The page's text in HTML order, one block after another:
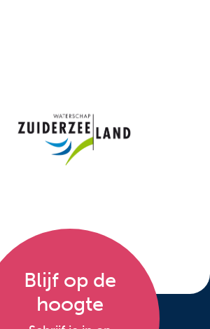
Blijf op de
hoogte